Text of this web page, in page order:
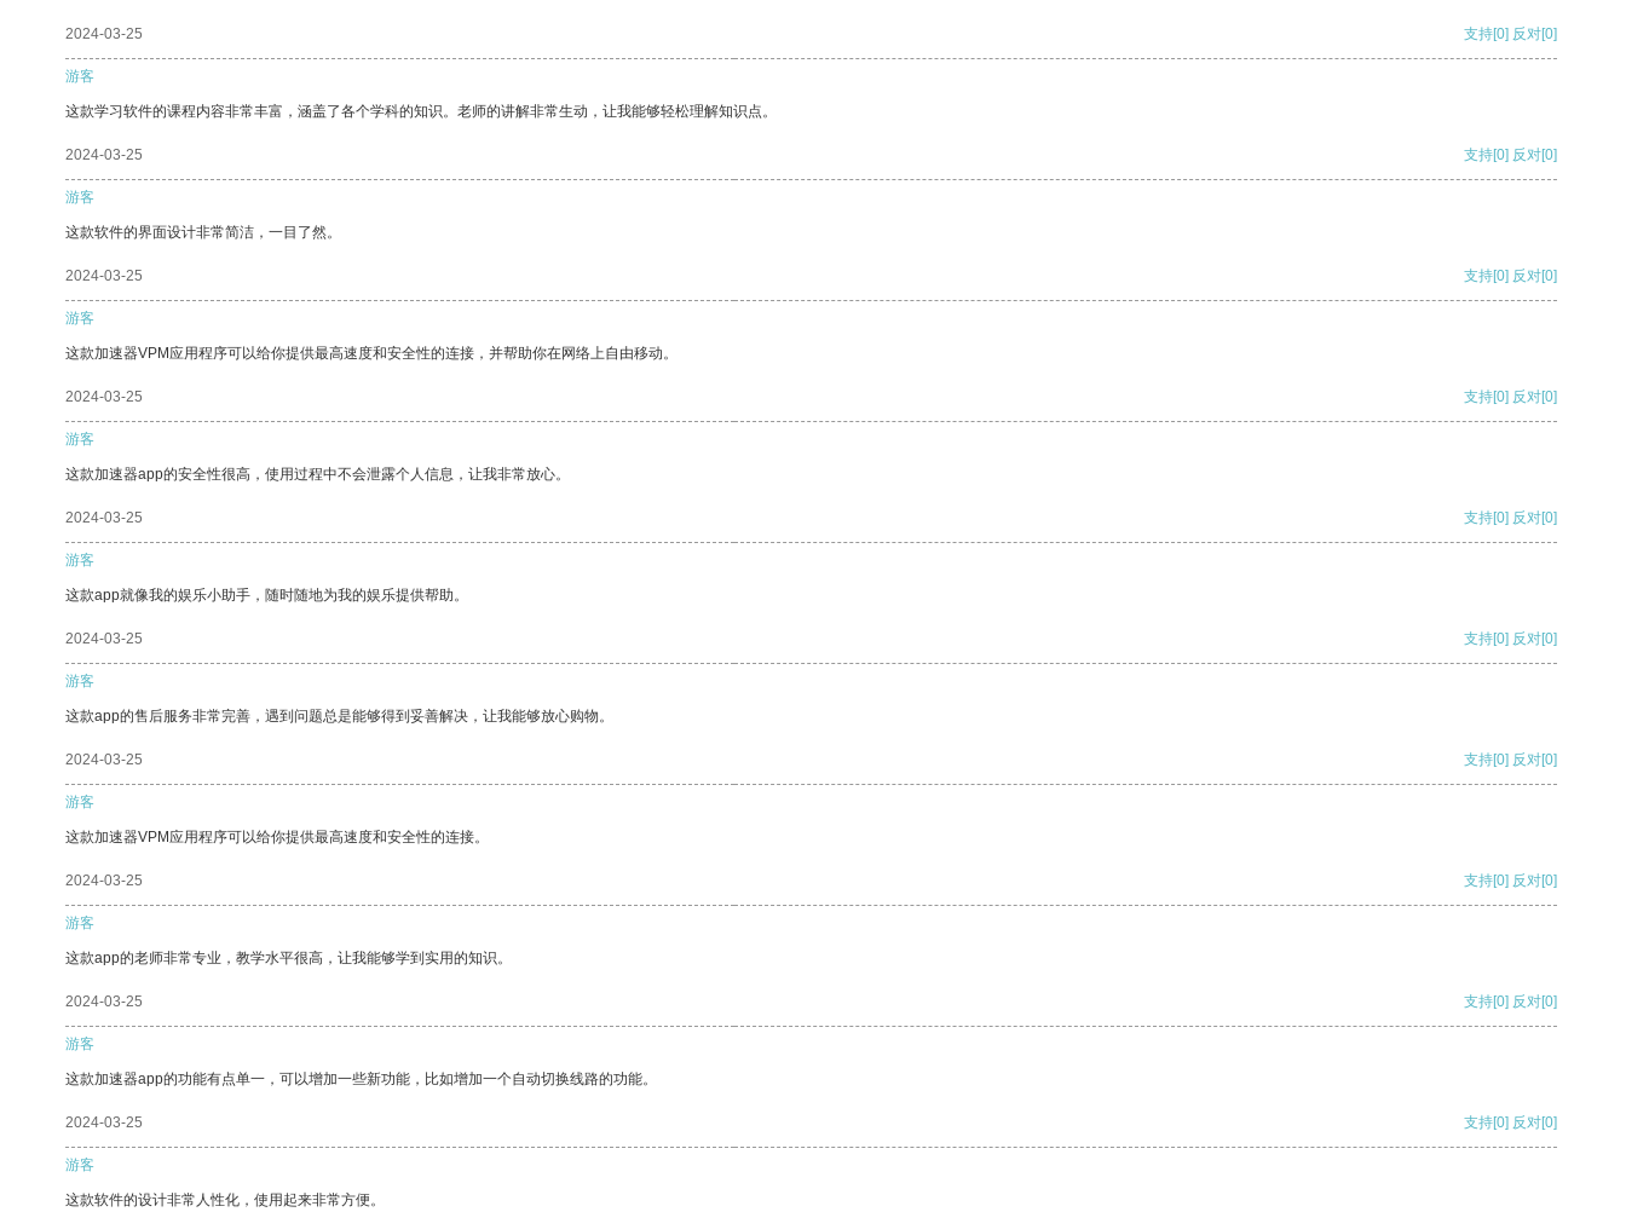
2024-03-25 支持[0] 反对[0]
游客
这款学习软件的课程内容非常丰富，涵盖了各个学科的知识。老师的讲解非常生动，让我能够轻松理解知识点。
2024-03-25 支持[0] 反对[0]
游客
这款软件的界面设计非常简洁，一目了然。
2024-03-25 支持[0] 反对[0]
游客
这款加速器VPM应用程序可以给你提供最高速度和安全性的连接，并帮助你在网络上自由移动。
2024-03-25 支持[0] 反对[0]
游客
这款加速器app的安全性很高，使用过程中不会泄露个人信息，让我非常放心。
2024-03-25 支持[0] 反对[0]
游客
这款app就像我的娱乐小助手，随时随地为我的娱乐提供帮助。
2024-03-25 支持[0] 反对[0]
游客
这款app的售后服务非常完善，遇到问题总是能够得到妥善解决，让我能够放心购物。
2024-03-25 支持[0] 反对[0]
游客
这款加速器VPM应用程序可以给你提供最高速度和安全性的连接。
2024-03-25 支持[0] 反对[0]
游客
这款app的老师非常专业，教学水平很高，让我能够学到实用的知识。
2024-03-25 支持[0] 反对[0]
游客
这款加速器app的功能有点单一，可以增加一些新功能，比如增加一个自动切换线路的功能。
2024-03-25 支持[0] 反对[0]
游客
这款软件的设计非常人性化，使用起来非常方便。